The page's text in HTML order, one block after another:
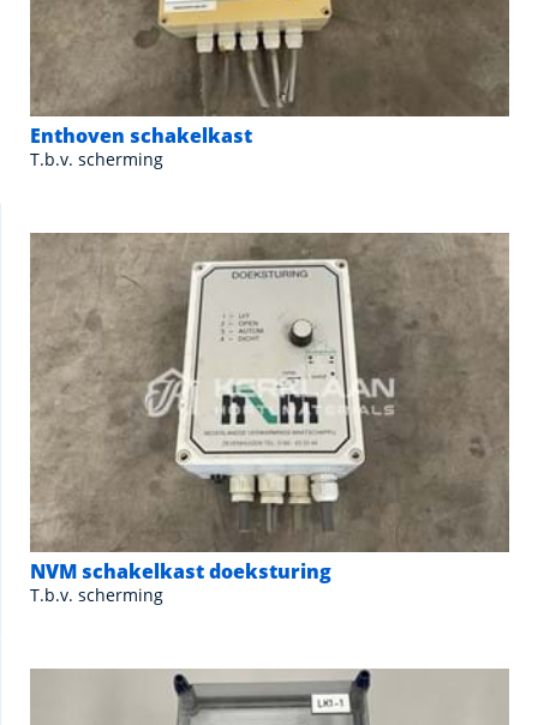
Enthoven schakelkast
T.b.v. scherming
NVM schakelkast doeksturing
T.b.v. scherming